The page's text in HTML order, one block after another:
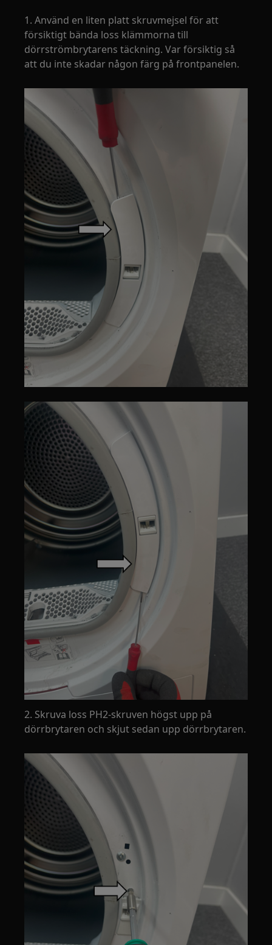
1. Använd en liten platt skruvmejsel för att
försiktigt bända loss klämmorna till
dörrströmbrytarens täckning. Var försiktig så
att du inte skadar någon färg på frontpanelen.
2. Skruva loss PH2-skruven högst upp på
dörrbrytaren och skjut sedan upp dörrbrytaren.